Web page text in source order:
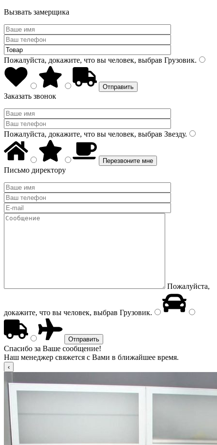
Вызвать замерщика
Пожалуйста, докажите, что вы человек, выбрав Грузовик.
Заказать звонок
Пожалуйста, докажите, что вы человек, выбрав Звезду.
Письмо директору
Пожалуйста,
докажите, что вы человек, выбрав Грузовик.
Спасибо за Ваше сообщение!
Наш менеджер свяжется с Вами в ближайшее время.